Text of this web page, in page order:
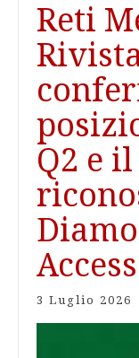
Reti
Q2 e il
Access
3 Luglio 2026
articoli